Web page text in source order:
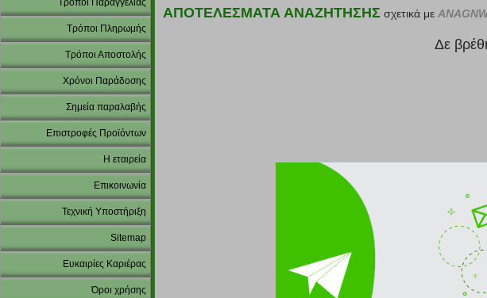
Τρόποι Παραγγελίας
Τρόποι Πληρωμής
Τρόποι Αποστολής
Χρόνοι Παράδοσης
Σημεία παραλαβής
Επιστροφές Προϊόντων
Η εταιρεία
Επικοινωνία
Τεχνική Υποστήριξη
Sitemap
Ευκαιρίες Καριέρας
Όροι χρήσης
ΑΠΟΤΕΛΕΣΜΑΤΑ ΑΝΑΖΗΤΗΣΗΣ σχετικά με
Δε